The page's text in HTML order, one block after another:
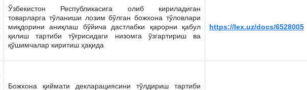
Ўзбекистон Республикасига олиб кириладиган
товарларга тўланиши лозим бўлган божхона тўловлари
миқдорини аниқлаш бўйича дастлабки қарорни қабул
қилиш тартиби тўғрисидаги низомга ўзгартириш ва
қўшимчалар киритиш ҳақида
https://lex.uz/docs/6528005
Божхона қиймати декларациясини тўлдириш тартиби